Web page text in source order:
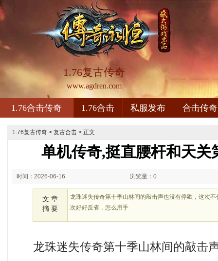
1.76复古传奇
www.agdren.com
1.76合击传奇 1.76合击 私服发布 合击传奇
1.76复古传奇 > 复古合击 > 正文
单机传奇,挺直腰杆和天关
时间：2026-06-16 浏览量：0
文 章
摘 要
龙珠迷失传奇第十季山林间的敲击声也没有停歇，这次
次好好反省．怎么用手
龙珠迷失传奇第十季山林间的敲击